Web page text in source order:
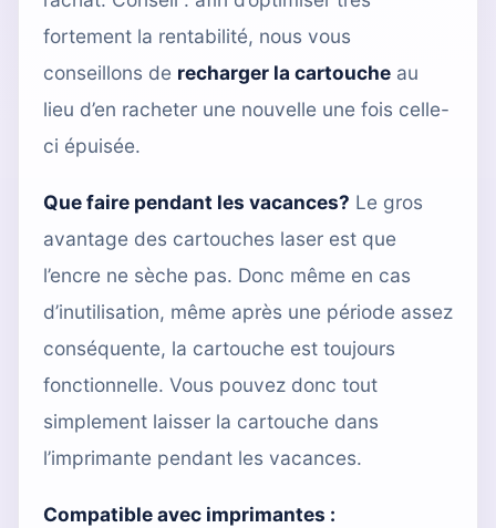
fortement la rentabilité, nous vous
conseillons de recharger la cartouche au
lieu d’en racheter une nouvelle une fois celle-
ci épuisée.
Que faire pendant les vacances? Le gros
avantage des cartouches laser est que
l’encre ne sèche pas. Donc même en cas
d’inutilisation, même après une période assez
conséquente, la cartouche est toujours
fonctionnelle. Vous pouvez donc tout
simplement laisser la cartouche dans
l’imprimante pendant les vacances.
Compatible avec imprimantes :